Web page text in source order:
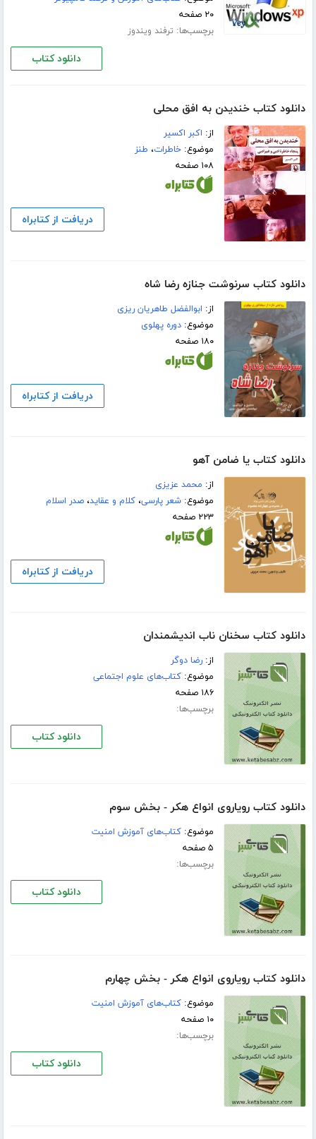
۲۰ صفحه
برچسب‌ها: ترفند ویندوز
دانلود کتاب
دانلود کتاب خندیدن به افق محلی
از: اکبر اکسیر
موضوع:خاطرات، طنز
۱۰۸ صفحه
دریافت از کتابراه
دانلود کتاب سرنوشت جنازه رضا شاه
از: ابوالفضل طاهریان ریزی
موضوع:دوره پهلوی
۱۸۰ صفحه
دریافت از کتابراه
دانلود کتاب یا ضامن آهو
از: محمد عزیزی
موضوع:شعر پارسی،کلام و عقاید،صدر اسلام
۲۲۳ صفحه
دریافت از کتابراه
دانلود کتاب سخنان ناب اندیشمندان
از:رضا دوگر
موضوع:کتاب‌های علوم اجتماعی
۱۸۶ صفحه
برچسب‌ها:
دانلود کتاب
دانلود کتاب رویاروی انواع هکر - بخش سوم
موضوع:کتاب‌های آموزش امنیت
۵ صفحه
برچسب‌ها:
دانلود کتاب
دانلود کتاب رویاروی انواع هکر - بخش چهارم
موضوع:کتاب‌های آموزش امنیت
۱۰ صفحه
برچسب‌ها:
دانلود کتاب